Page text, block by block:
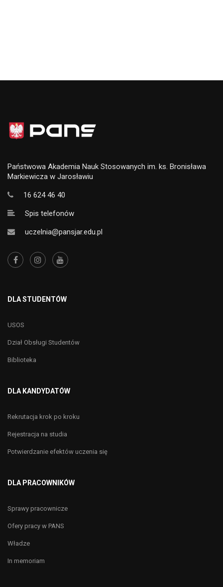
Państwowa Akademia Nauk Stosowanych im. ks. Bronisława
Markiewicza w Jarosławiu
16 624 46 40
Spis telefonów
uczelnia@pansjar.edu.pl
DLA STUDENTÓW
USOS
Dział Obsługi Studentów
Biblioteka
DLA KANDYDATÓW
Rekrutacja krok po kroku
Rejestracja na studia
Potwierdzanie efektów uczenia się
DLA PRACOWNIKÓW
Sprawy pracownicze
Ofery pracy w PANS
Władze
In memoriam